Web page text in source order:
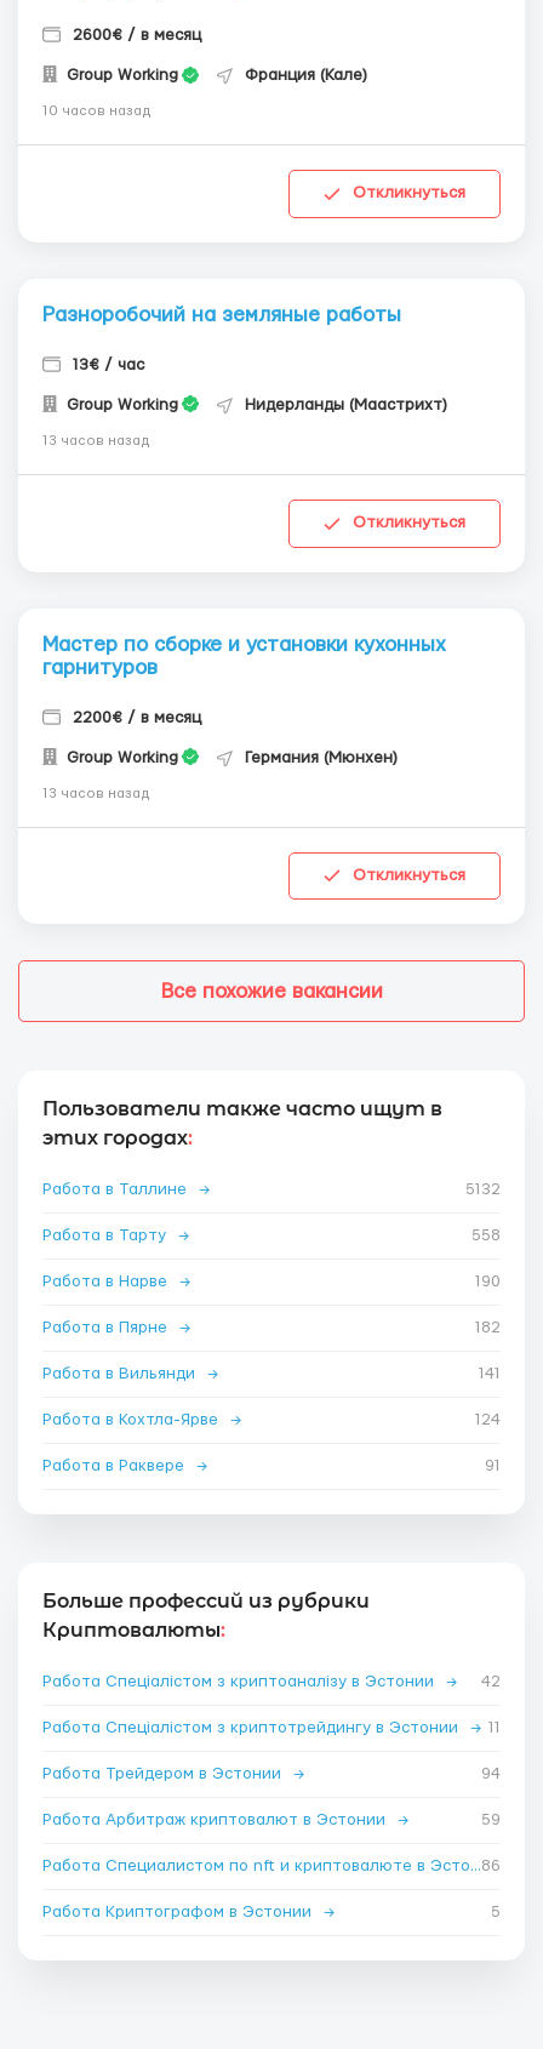
2600€ / в месяц
Group Working Франция (Кале)
10 часов назад
Откликнуться
Разноробочий на земляные работы
13€ / час
Group Working Нидерланды (Маастрихт)
13 часов назад
Откликнуться
Мастер по сборке и установки кухонных
гарнитуров
2200€ / в месяц
Group Working Германия (Мюнхен)
13 часов назад
Откликнуться
Все похожие вакансии
Пользователи также часто ищут в
этих городах:
Работа в Таллине → 5132
Работа в Тарту → 558
Работа в Нарве → 190
Работа в Пярне → 182
Работа в Вильянди → 141
Работа в Кохтла-Ярве → 124
Работа в Раквере → 91
Больше профессий из рубрики
Криптовалюты:
Работа Спеціалістом з криптоаналізу в Эстонии → 42
Работа Спеціалістом з криптотрейдингу в Эстонии → 11
Работа Трейдером в Эстонии → 94
Работа Арбитраж криптовалют в Эстонии → 59
Работа Специалистом по nft и криптовалюте в Эстонии86
Работа Криптографом в Эстонии → 5